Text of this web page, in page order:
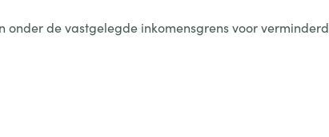
de vastgelegde inkomensgrens voor verminderd